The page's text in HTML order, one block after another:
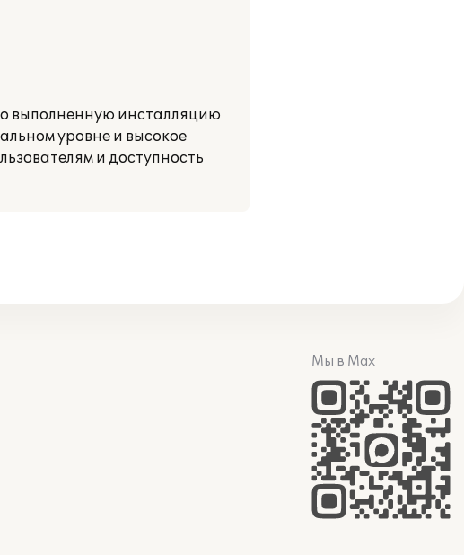
выполненную инсталляцию
уровне и высокое
и доступность
Мы в Max